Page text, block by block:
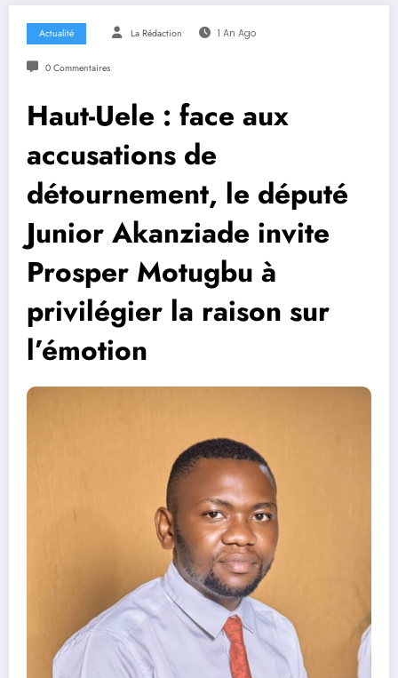
Actualité La Rédaction 1 An Ago
0 Commentaires
Haut-Uele : face aux
accusations de
détournement, le député
Junior Akanziade invite
Prosper Motugbu à
privilégier la raison sur
l’émotion